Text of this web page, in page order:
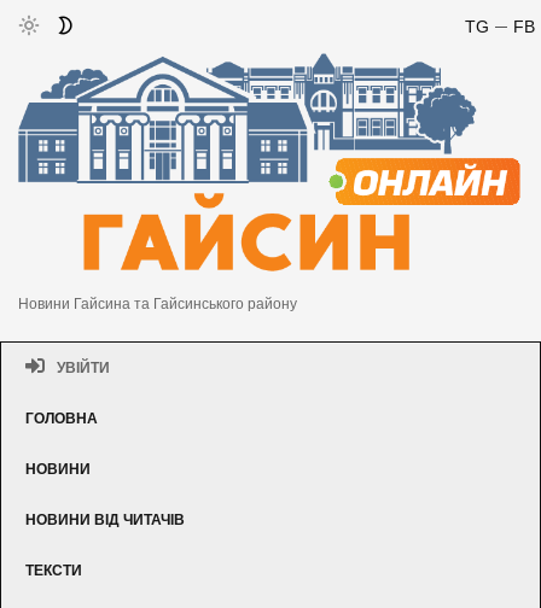
FB
TG
Новини Гайсина та Гайсинського району
УВІЙТИ
ГОЛОВНА
НОВИНИ
НОВИНИ ВІД ЧИТАЧІВ
ТЕКСТИ